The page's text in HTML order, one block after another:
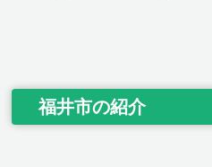
福井市の紹介